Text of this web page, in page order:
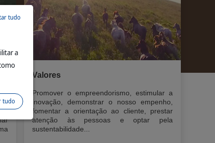
Valores
Promover o empreendorismo, estimular a
inovação, demonstrar o nosso empenho,
fomentar a orientação ao cliente, prestar
atenção às pessoas e optar pela
sustentabilidade...
a
tudo
tudo